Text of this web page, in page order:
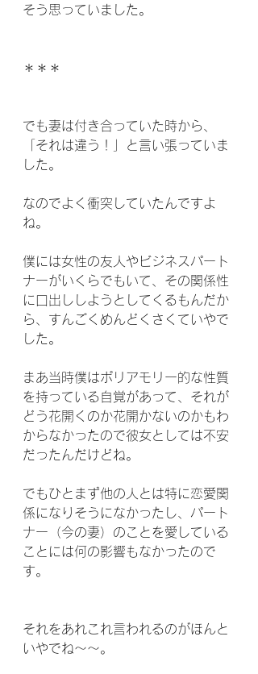
そう思っていました。
＊＊＊
でも妻は付き合っていた時から、
「それは違う！」と言い張っていま
した。
なのでよく衝突していたんですよ
ね。
僕には女性の友人やビジネスパート
ナーがいくらでもいて、その関係性
に口出ししようとしてくるもんだか
ら、すんごくめんどくさくていやで
した。
まあ当時僕はポリアモリー的な性質
を持っている自覚があって、それが
どう花開くのか花開かないのかもわ
からなかったので彼女としては不安
だったんだけどね。
でもひとまず他の人とは特に恋愛関
係になりそうになかったし、パート
ナー（今の妻）のことを愛している
ことには何の影響もなかったので
す。
それをあれこれ言われるのがほんと
いやでね〜〜。